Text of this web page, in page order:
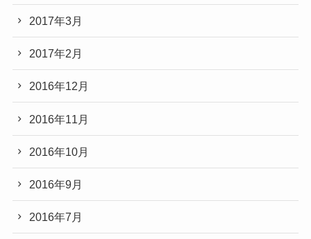
2017年3月
2017年2月
2016年12月
2016年11月
2016年10月
2016年9月
2016年7月